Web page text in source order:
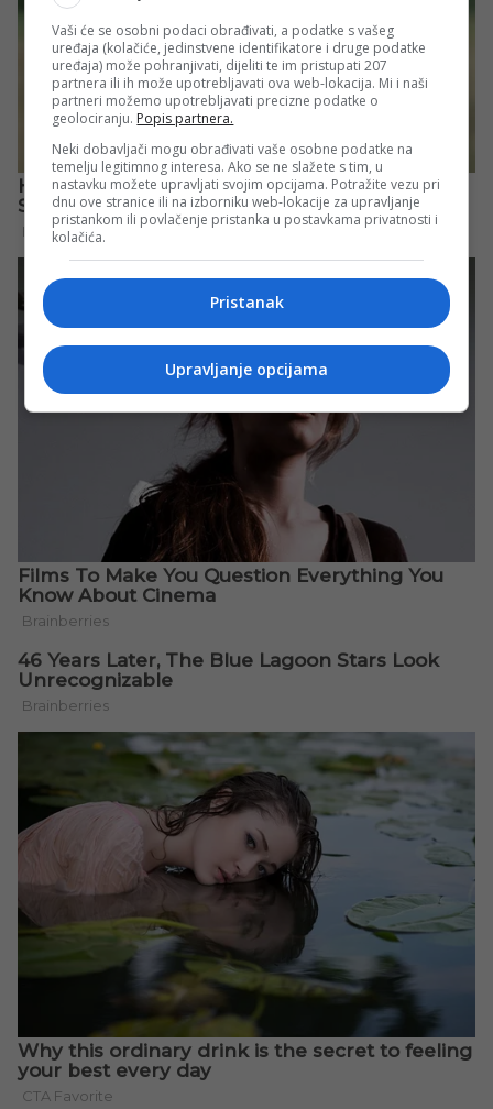
Vaši će se osobni podaci obrađivati, a podatke s vašeg
uređaja (kolačiće, jedinstvene identifikatore i druge podatke
uređaja) može pohranjivati, dijeliti te im pristupati 207
partnera ili ih može upotrebljavati ova web-lokacija. Mi i naši
partneri možemo upotrebljavati precizne podatke o
geolociranju. Popis partnera.
Neki dobavljači mogu obrađivati vaše osobne podatke na
temelju legitimnog interesa. Ako se ne slažete s tim, u
nastavku možete upravljati svojim opcijama. Potražite vezu pri
dnu ove stranice ili na izborniku web-lokacije za upravljanje
pristankom ili povlačenje pristanka u postavkama privatnosti i
kolačića.
Pristanak
Upravljanje opcijama